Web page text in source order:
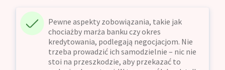
Pewne aspekty zobowiązania, takie jak
chociażby marża banku czy okres
kredytowania, podlegają negocjacjom. Nie
trzeba prowadzić ich samodzielnie – nic nie
stoi na przeszkodzie, aby przekazać to